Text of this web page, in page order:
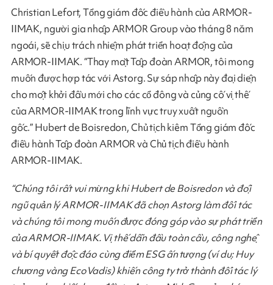
Christian Lefort, Tổng giám đốc điều hành của ARMOR-
IIMAK, người gia nhập ARMOR Group vào tháng 8 năm
ngoái, sẽ chịu trách nhiệm phát triển hoạt động của
ARMOR-IIMAK. “Thay mặt Tập đoàn ARMOR, tôi mong
muốn được hợp tác với Astorg. Sự sáp nhập này đại diện
cho một khởi đầu mới cho các cổ đông và củng cố vị thế
của ARMOR-IIMAK trong lĩnh vực truy xuất nguồn
gốc.” Hubert de Boisredon, Chủ tịch kiêm Tổng giám đốc
điều hành Tập đoàn ARMOR và Chủ tịch điều hành
ARMOR-IIMAK.
“Chúng tôi rất vui mừng khi Hubert de Boisredon và đội
ngũ quản lý ARMOR-IIMAK đã chọn Astorg làm đối tác
và chúng tôi mong muốn được đóng góp vào sự phát triển
của ARMOR-IIMAK. Vị thế dẫn đầu toàn cầu, công nghệ
và bí quyết độc đáo cùng điểm ESG ấn tượng (ví dụ: Huy
chương vàng EcoVadis) khiến công ty trở thành đối tác lý